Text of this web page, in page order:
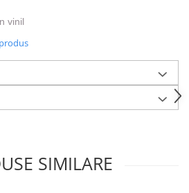
vinil
SIMILARE